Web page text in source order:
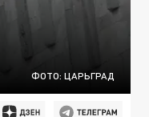
ФОТО: ЦАРЬГРАД